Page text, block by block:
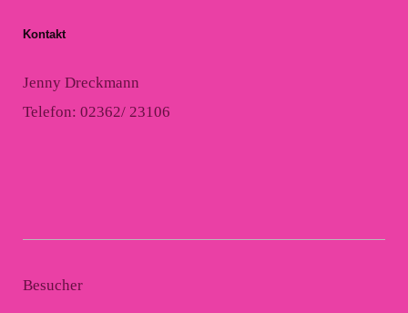
Kontakt
Jenny Dreckmann
Telefon: 02362/ 23106
Besucher